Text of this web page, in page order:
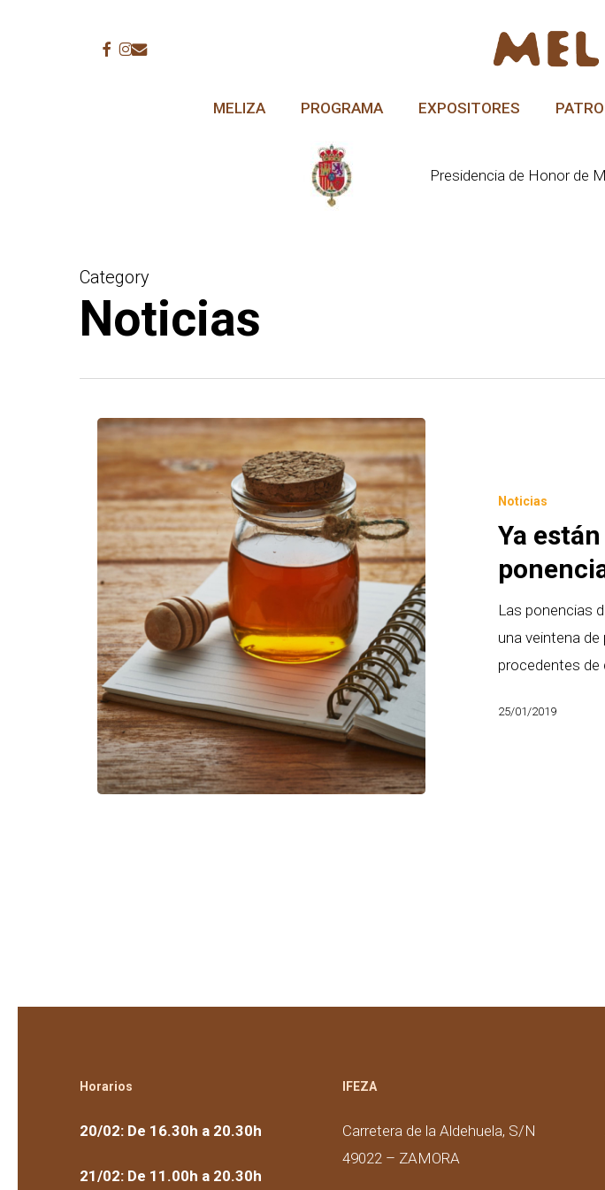
facebook
instagram
email
MELIZA PROGRAMA EXPOSITORES
Presidencia de Honor de
Category
Noticias
Noticias
Ya
Las ponencias
una veintena
procedentes de
25/01/2019
Horarios
20/02: De 16.30h a 20.30h
21/02: De 11.00h a 20.30h
IFEZA
Carretera de la Aldehuela, S/N
49022 – ZAMORA